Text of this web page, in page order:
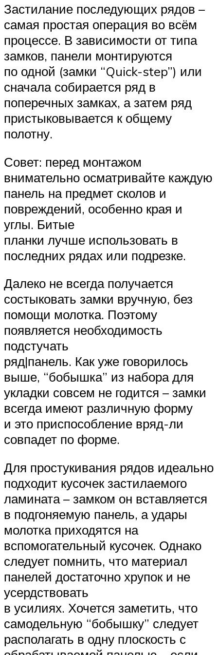
Застилание последующих рядов –
самая простая операция во всём
процессе. В зависимости от типа
замков, панели монтируются
по одной (замки “Quick-step”) или
сначала собирается ряд в
поперечных замках, а затем ряд
пристыковывается к общему
полотну.
Совет: перед монтажом
внимательно осматривайте каждую
панель на предмет сколов и
повреждений, особенно края и
углы. Битые
планки лучше использовать в
последних рядах или подрезке.
Далеко не всегда получается
состыковать замки вручную, без
помощи молотка. Поэтому
появляется необходимость
подстучать
ряд|панель. Как уже говорилось
выше, “бобышка” из набора для
укладки совсем не годится – замки
всегда имеют различную форму
и это приспособление вряд-ли
совпадет по форме.
Для простукивания рядов идеально
подходит кусочек застилаемого
ламината – замком он вставляется
в подгоняемую панель, а удары
молотка приходятся на
вспомогательный кусочек. Однако
следует помнить, что материал
панелей достаточно хрупок и не
усердствовать
в усилиях. Хочется заметить, что
самодельную “бобышку” следует
располагать в одну плоскость с